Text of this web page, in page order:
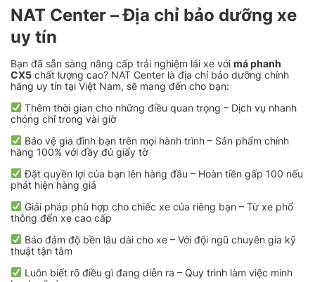
NAT Center – Địa chỉ bảo dưỡng xe
uy tín
Bạn đã sẵn sàng nâng cấp trải nghiệm lái xe với má phanh
CX5 chất lượng cao? NAT Center là địa chỉ bảo dưỡng chính
hãng uy tín tại Việt Nam, sẽ mang đến cho bạn:
Thêm thời gian cho những điều quan trọng – Dịch vụ nhanh
chóng chỉ trong vài giờ
Bảo vệ gia đình bạn trên mọi hành trình – Sản phẩm chính
hãng 100% với đầy đủ giấy tờ
Đặt quyền lợi của bạn lên hàng đầu – Hoàn tiền gấp 100 nếu
phát hiện hàng giả
Giải pháp phù hợp cho chiếc xe của riêng bạn – Từ xe phổ
thông đến xe cao cấp
Bảo đảm độ bền lâu dài cho xe – Với đội ngũ chuyên gia kỹ
thuật tận tâm
Luôn biết rõ điều gì đang diễn ra – Quy trình làm việc minh